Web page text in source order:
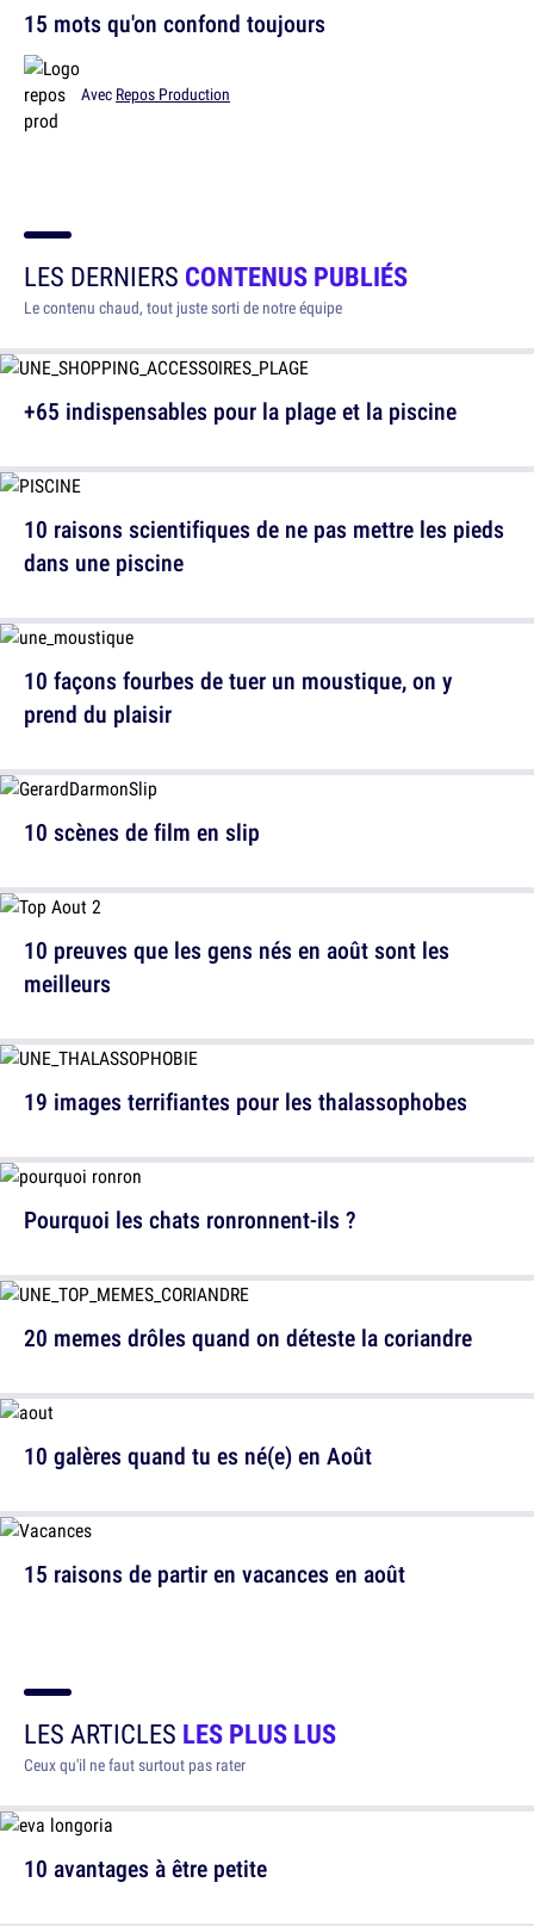
15 mots qu'on confond toujours
Avec Repos Production
LES DERNIERS CONTENUS PUBLIÉS
Le contenu chaud, tout juste sorti de notre équipe
+65 indispensables pour la plage et la piscine
10 façons fourbes de tuer un moustique, on y
prend du plaisir
10 preuves que les gens nés en août sont les
meilleurs
Pourquoi les chats ronronnent-ils ?
10 galères quand tu es né(e) en Août
10 raisons scientifiques de ne pas mettre les pieds
dans une piscine
10 scènes de film en slip
19 images terrifiantes pour les thalassophobes
20 memes drôles quand on déteste la coriandre
15 raisons de partir en vacances en août
LES ARTICLES LES PLUS LUS
Ceux qu'il ne faut surtout pas rater
10 avantages à être petite